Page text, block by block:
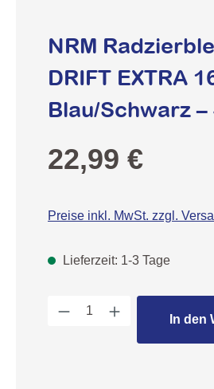
NRM
DRIFT EXTRA
Blau/Schwarz
Regulärer Preis:
22,99 €
Preise inkl. MwSt. zzgl.
Lieferzeit: 1-3 Tage
Produkt Anzahl:
In den